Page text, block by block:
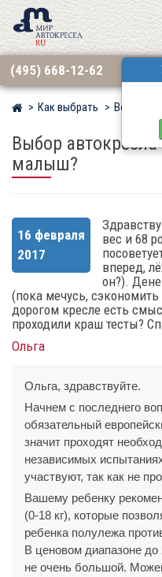
(495) 668-12-62
Мир детских автокресел
Как выбрать Вопросы
Выбор
малыш?
16 февраля
2017
вес и 68
вперед,
он?).
(пока мечусь, сэкономить
дорогом кресле есть
проходили краш тесты?
Ольга
Ольга, здравствуйте.
Начнем с последнего
обязательный
значит проходят
независимых
участвуют, так как не
Вашему ребенку
(0-18 кг), которые
ребенка полулежа
В ценовом диапазоне
не очень большой.